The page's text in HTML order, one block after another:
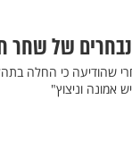
של שחר
שהודיעה כי החלה
אמונה וניצוץ"